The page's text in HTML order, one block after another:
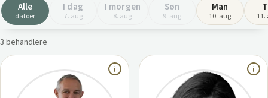
Alle
datoer
I dag
7. aug
I morgen
8. aug
Søn
9. aug
Man
10. aug 11.
3 behandlere